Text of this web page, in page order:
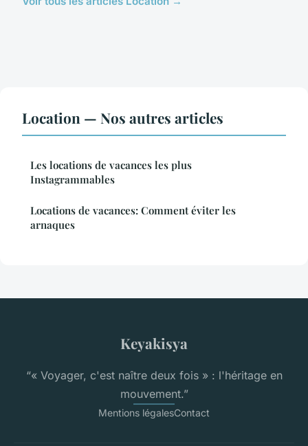
Location — Nos autres articles
Les locations de vacances les plus
Instagrammables
Locations de vacances: Comment éviter les
arnaques
Keyakisya
“« Voyager, c'est naître deux fois » : l'héritage en
mouvement.”
Mentions légalesContact